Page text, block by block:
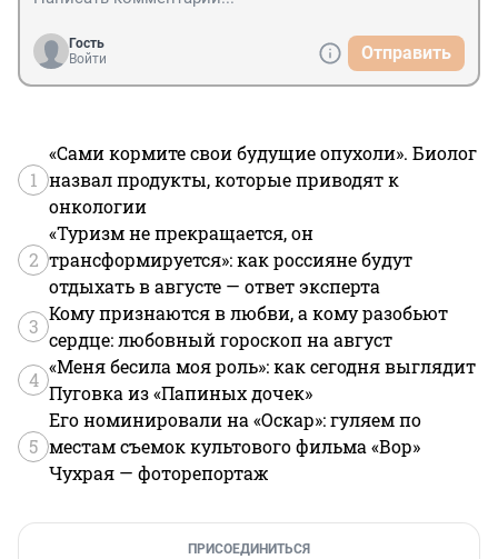
Гость
Войти
Отправить
1
«Сами кормите свои будущие опухоли». Биолог
назвал продукты, которые приводят к
онкологии
2
«Туризм не прекращается, он
трансформируется»: как россияне будут
отдыхать в августе — ответ эксперта
3
Кому признаются в любви, а кому разобьют
сердце: любовный гороскоп на август
4
«Меня бесила моя роль»: как сегодня выглядит
Пуговка из «Папиных дочек»
5
Его номинировали на «Оскар»: гуляем по
местам съемок культового фильма «Вор»
Чухрая — фоторепортаж
ПРИСОЕДИНИТЬСЯ